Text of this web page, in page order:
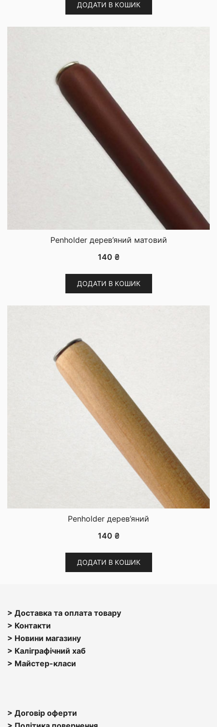
ДОДАТИ В КОШИК
Penholder дерев’яний матовий
140 ₴
ДОДАТИ В КОШИК
Penholder дерев’яний
140 ₴
ДОДАТИ В КОШИК
> Доставка та оплата товару
> Контакти
> Новини магазину
> Каліграфічний хаб
> Майстер-класи
> Договір оферти